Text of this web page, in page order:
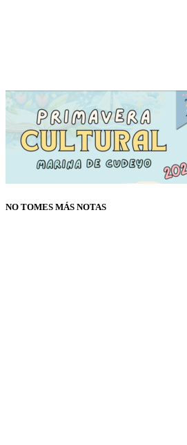
NO TOMES MÁS NOTAS